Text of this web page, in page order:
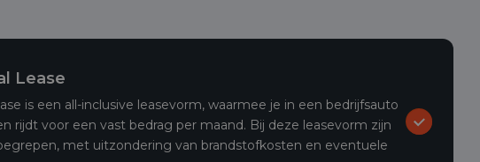
Lease
is een all-inclusive leasevorm, waarmee je in een bedrijfsauto
rijdt voor een vast bedrag per maand. Bij deze leasevorm zijn
met uitzondering van brandstofkosten en eventuele